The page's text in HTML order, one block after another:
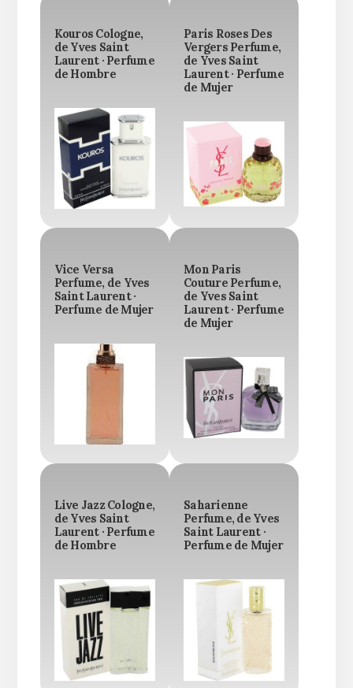
Kouros Cologne,
de Yves Saint
Laurent · Perfume
de Hombre
Paris Roses Des
Vergers Perfume,
de Yves Saint
Laurent · Perfume
de Mujer
Vice Versa
Perfume, de Yves
Saint Laurent ·
Perfume de Mujer
Mon Paris
Couture Perfume,
de Yves Saint
Laurent · Perfume
de Mujer
Live Jazz Cologne,
de Yves Saint
Laurent · Perfume
de Hombre
Saharienne
Perfume, de Yves
Saint Laurent ·
Perfume de Mujer